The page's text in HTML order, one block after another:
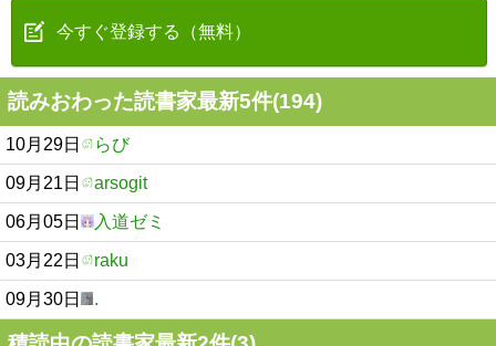
今すぐ登録する（無料）
読みおわった読書家最新5件(194)
10月29日 らび
09月21日 arsogit
06月05日 入道ゼミ
03月22日 raku
09月30日 .